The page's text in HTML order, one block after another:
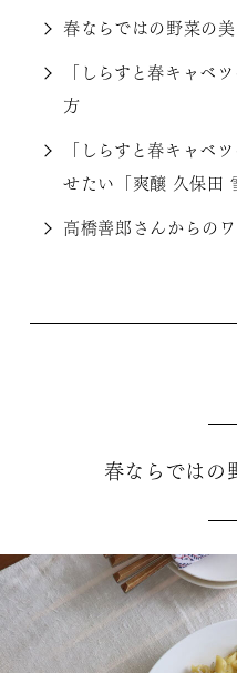
春ならではの野菜の
「しらすと春キャベ
方
「しらすと春キャベ
せたい「爽醸 久保田
高橋善郎さんからの
春ならではの